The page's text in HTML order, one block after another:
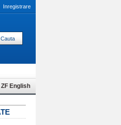
Inregistrare
ZF English